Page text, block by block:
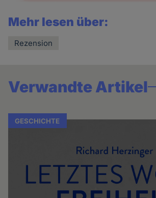
Mehr lesen über:
Rezension
Verwandte Artikel
GESCHICHTE